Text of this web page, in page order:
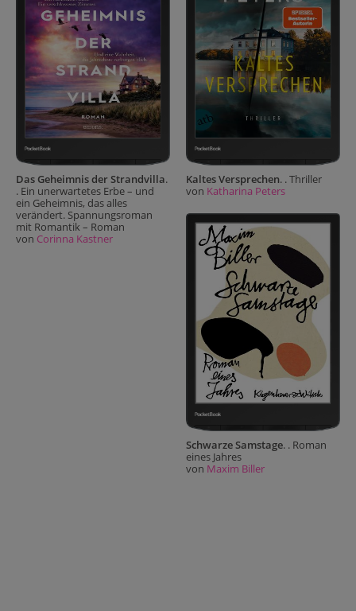
Das Geheimnis der Strandvilla.
. Ein unerwartetes Erbe – und
ein Geheimnis, das alles
verändert. Spannungsroman
mit Romantik – Roman
von Corinna Kastner
Kaltes Versprechen. . Thriller
von Katharina Peters
Schwarze Samstage. . Roman
eines Jahres
von Maxim Biller